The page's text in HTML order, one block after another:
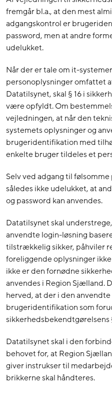
fremgår bl.a., at den mest
adgangskontrol er
password, men at andre
udelukket.
Når der er tale om it-
personoplysninger omfattet
Datatilsynet, skal § 16 i
være opfyldt. Om
vejledningen, at når den
systemets oplysninger og
brugeridentifikation med
enkelte bruger tildeles et
Selv ved adgang til
således ikke udelukket, at
og password kan anvendes.
Datatilsynet skal
anvendte login-løsning
tilstrækkelig sikker, påhviler
foreliggende oplysninger
ikke er den fornødne
anvendes i Region Sjælland.
herved, at der i den
brugeridentifikation som
sikkerhedsbekendtgørelsens
Datatilsynet skal i den
behovet for, at Region
giver instrukser til
brikkerne skal håndteres.